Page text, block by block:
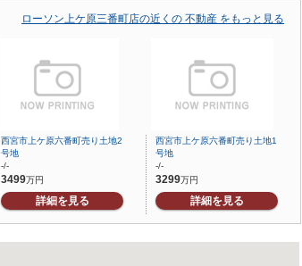
ローソン上ケ原三番町店の近くの 不動産 をもっと見る
西宮市上ケ原六番町売り土地2
号地
-/-
3499万円
詳細を見る
西宮市上ケ原六番町売り土地1
号地
-/-
3299万円
詳細を見る